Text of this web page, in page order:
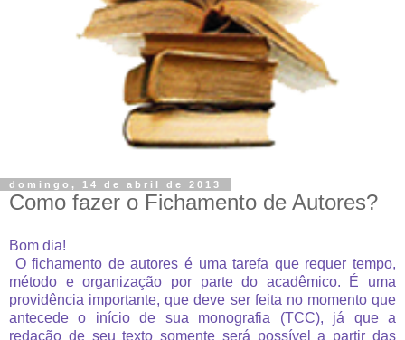
domingo, 14 de abril de 2013
Como fazer o Fichamento de Autores?
Bom dia!
O fichamento de autores é uma tarefa que requer tempo,
método e organização por parte do acadêmico. É uma
providência importante, que deve ser feita no momento que
antecede o início de sua monografia (TCC), já que a
redação de seu texto somente será possível a partir das